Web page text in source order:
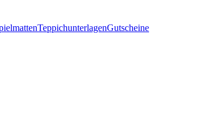
TeppichunterlagenGutscheine